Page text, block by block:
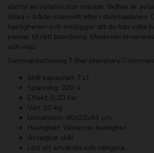
därför en relativt stor maskin. Skålen är
diska – både manuellt eller i diskmaskinen.
hastigheten och möjliggör att du kan välja
passar till rätt blandning. Maskinen
och visp.
Sammanfattniong 7 liter planetary
Skål kapacitet: 7 Lt.
Spänning: 220 V
Effekt: 0,20 Kw
Vikt: 20 kg
Dimension: 40x22x43 cm
Hastighet: Växlande hastighet
Avtagbar skål
Lätt att använda och rengöra